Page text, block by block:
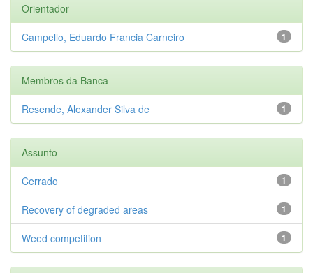
Orientador
1
Campello, Eduardo Francia Carneiro
Membros da Banca
1
Resende, Alexander Silva de
Assunto
1
Cerrado
1
Recovery of degraded areas
1
Weed competition